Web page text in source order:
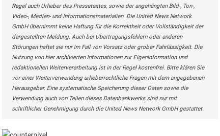
Regel auch Urheber des Pressetextes, sowie der angehängten Bild-, Ton-,
Video-, Medien- und Informationsmaterialien. Die United News Network
GmbH übernimmt keine Haftung für die Korrektheit oder Vollständigkeit der
dargestellten Meldung. Auch bei Übertragungsfehlern oder anderen
Störungen haftet sie nur im Fall von Vorsatz oder grober Fahrlässigkeit. Die
Nutzung von hier archivierten Informationen zur Eigeninformation und
redaktionellen Weiterverarbeitung ist in der Regel kostenfrei. Bitte klären Sie
vor einer Weiterverwendung urheberrechtliche Fragen mit dem angegebenen
Herausgeber. Eine systematische Speicherung dieser Daten sowie die
Verwendung auch von Teilen dieses Datenbankwerks sind nur mit
schriftlicher Genehmigung durch die United News Network GmbH gestattet.